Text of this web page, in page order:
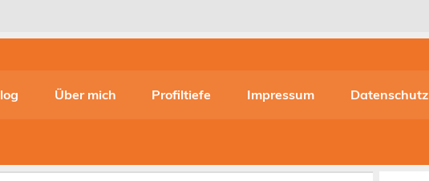
Über mich Profiltiefe Impressum Datenschutz